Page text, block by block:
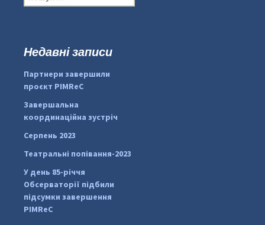
#PipIvanToday
pimrec_project
о
:Недавні записи
Партнери завершили
проєкт PIMReC
Завершальна
координаційна зустріч
Серпень 2023
Театральні попівання-2023
У день 85-річчя
Обсерваторії підбили
підсумки завершення
PIMReC